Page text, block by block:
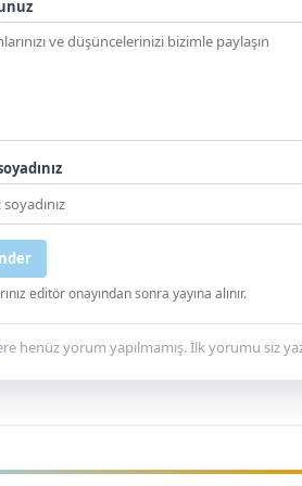
editör onayından sonra yayına alınır.
henüz yorum yapılmamış. İlk yorumu siz